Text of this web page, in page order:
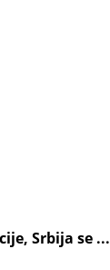
Srbija se ...